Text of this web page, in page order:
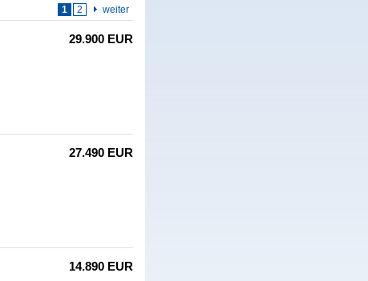
1 2 weiter
29.900 EUR
27.490 EUR
14.890 EUR